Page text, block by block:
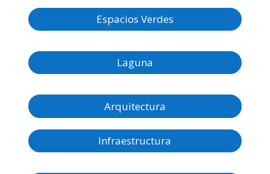
Espacios Verdes
Laguna
Arquitectura
Infraestructura